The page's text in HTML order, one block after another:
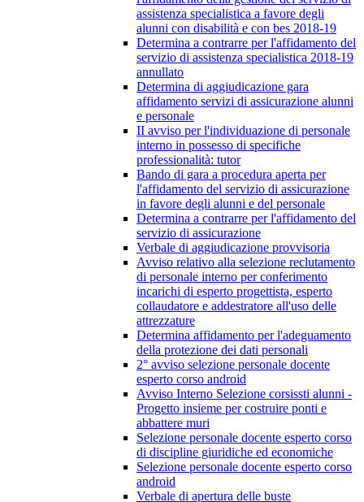
assistenza specialistica a favore degli
alunni con disabilità e con bes 2018-19
Determina a contrarre per l'affidamento del
servizio di assistenza specialistica 2018-19
annullato
Determina di aggiudicazione gara
affidamento servizi di assicurazione alunni
e personale
II avviso per l'individuazione di personale
interno in possesso di specifiche
professionalità: tutor
Bando di gara a procedura aperta per
l'affidamento del servizio di assicurazione
in favore degli alunni e del personale
Determina a contrarre per l'affidamento del
servizio di assicurazione
Verbale di aggiudicazione provvisoria
Avviso relativo alla selezione reclutamento
di personale interno per conferimento
incarichi di esperto progettista, esperto
collaudatore e addestratore all'uso delle
attrezzature
Determina affidamento per l'adeguamento
della protezione dei dati personali
2° avviso selezione personale docente
esperto corso android
Avviso Interno Selezione corsissti alunni -
Progetto insieme per costruire ponti e
abbattere muri
Selezione personale docente esperto corso
di discipline giuridiche ed economiche
Selezione personale docente esperto corso
android
Verbale di apertura delle buste